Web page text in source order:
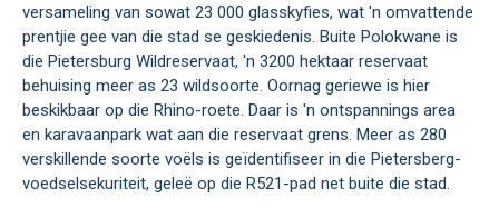
versameling van sowat 23 000 glasskyfies, wat 'n omvattende
prentjie gee van die stad se geskiedenis. Buite Polokwane is
die Pietersburg Wildreservaat, 'n 3200 hektaar reservaat
behuising meer as 23 wildsoorte. Oornag geriewe is hier
beskikbaar op die Rhino-roete. Daar is 'n ontspannings area
en karavaanpark wat aan die reservaat grens. Meer as 280
verskillende soorte voëls is geïdentifiseer in die Pietersberg-
voedselsekuriteit, geleë op die R521-pad net buite die stad.